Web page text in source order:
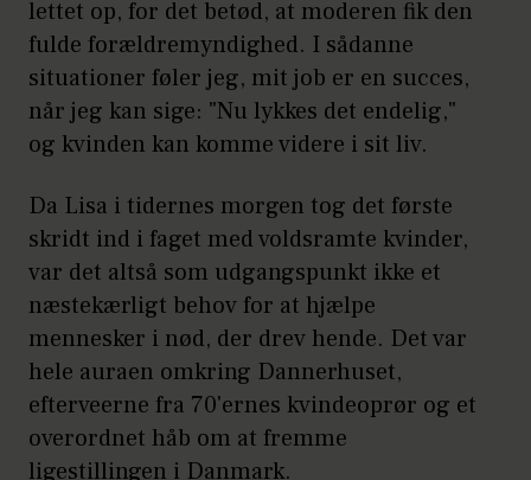
lettet op, for det betød, at moderen fik den
fulde forældremyndighed. I sådanne
situationer føler jeg, mit job er en succes,
når jeg kan sige: "Nu lykkes det endelig,"
og kvinden kan komme videre i sit liv.
Da Lisa i tidernes morgen tog det første
skridt ind i faget med voldsramte kvinder,
var det altså som udgangspunkt ikke et
næstekærligt behov for at hjælpe
mennesker i nød, der drev hende. Det var
hele auraen omkring Dannerhuset,
efterveerne fra 70'ernes kvindeoprør og et
overordnet håb om at fremme
ligestillingen i Danmark.